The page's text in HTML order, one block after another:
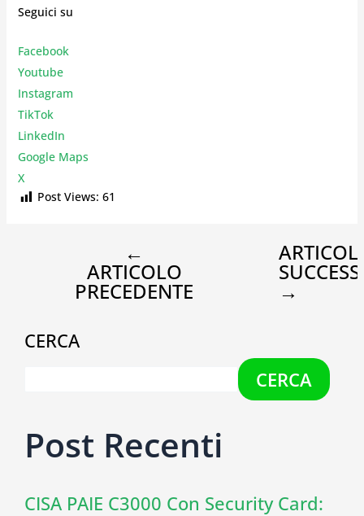
Seguici su
Facebook
Youtube
Instagram
TikTok
LinkedIn
Google Maps
X
Post Views: 61
←
ARTICOLO
PRECEDENTE →
CERCA
CERCA
Post Recenti
CISA PAIE C3000 Con Security Card: